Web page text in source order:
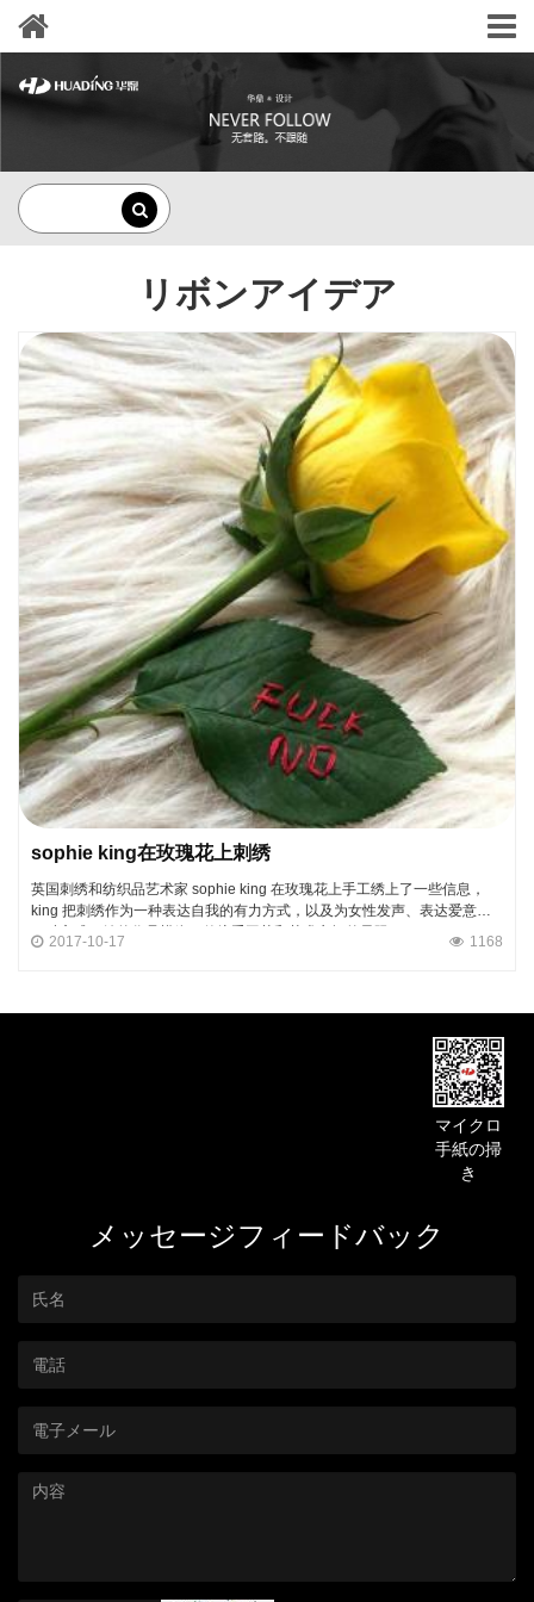
リボンアイデア
sophie king在玫瑰花上刺绣
英国刺绣和纺织品艺术家 sophie king 在玫瑰花上手工绣上了一些信息，
king 把刺绣作为一种表达自我的有力方式，以及为女性发声、表达爱意的
一种方式，她的作品模糊了传统手工艺和艺术之间的界限。
2017-10-17 1168
マイクロ
手紙の掃
き
メッセージフィードバック